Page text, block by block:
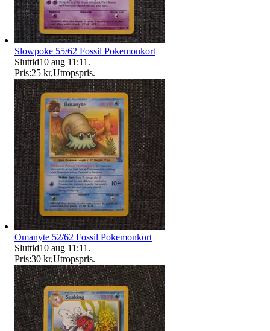
Slowpoke 55/62 Fossil Pokemonkort
Sluttid10 aug 11:11 .
Pris:25 kr,Utropspris.
Omanyte 52/62 Fossil Pokemonkort
Sluttid10 aug 11:11 .
Pris:30 kr,Utropspris.